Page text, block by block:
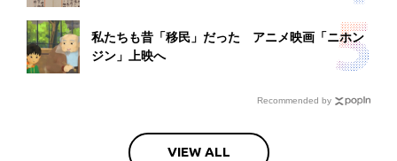
私たちも昔「移民」だった アニメ映画「ニホン
ジン」上映へ
Recommended by
VIEW ALL